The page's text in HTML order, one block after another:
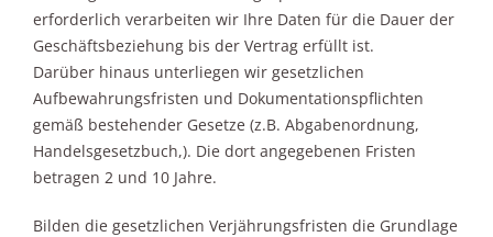
erforderlich verarbeiten wir Ihre Daten für die Dauer der
Geschäftsbeziehung bis der Vertrag erfüllt ist.
Darüber hinaus unterliegen wir gesetzlichen
Aufbewahrungsfristen und Dokumentationspflichten
gemäß bestehender Gesetze (z.B. Abgabenordnung,
Handelsgesetzbuch,). Die dort angegebenen Fristen
betragen 2 und 10 Jahre.
Bilden die gesetzlichen Verjährungsfristen die Grundlage